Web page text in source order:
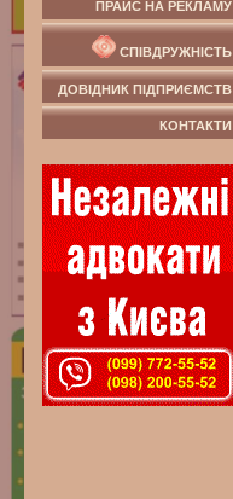
ПРАЙС НА РЕКЛАМУ
СПІВДРУЖНІСТЬ
ДОВІДНИК ПІДПРИЄМСТВ
КОНТАКТИ